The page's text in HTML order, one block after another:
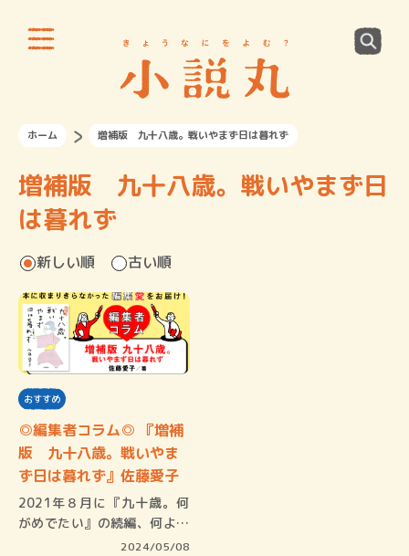
ホーム 増補版 九十八歳。戦いやまず日は暮れず
増補版 九十八歳。戦いやまず日
は暮れず
新しい順 古い順
おすすめ
◎編集者コラム◎ 『増補
版 九十八歳。戦いやま
ず日は暮れず』佐藤愛子
2021年８月に『九十歳。何
がめでたい』の続編、何より
2024/05/08